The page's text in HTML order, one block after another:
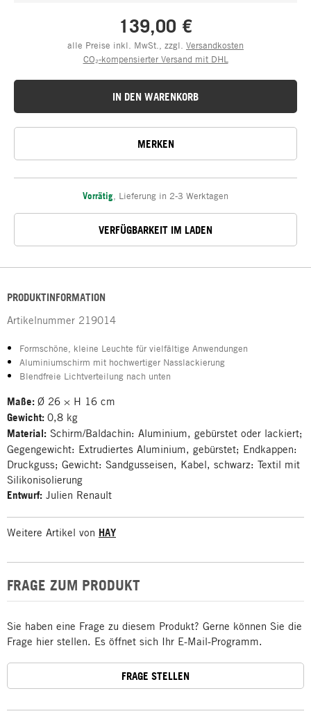
139,00 €
alle Preise inkl. MwSt., zzgl. Versandkosten
CO₂-kompensierter Versand mit DHL
IN DEN WARENKORB
MERKEN
Vorrätig Lieferung in 2-3 Werktagen
VERFÜGBARKEIT IM LADEN
PRODUKTINFORMATION
Artikelnummer 219014
Formschöne, kleine Leuchte für vielfältige Anwendungen
Aluminiumschirm mit hochwertiger Nasslackierung
Blendfreie Lichtverteilung nach unten
Maße: Ø 26 × H 16 cm
Gewicht: 0,8 kg
Material: Schirm/Baldachin: Aluminium, gebürstet oder lackiert;
Gegengewicht: Extrudiertes Aluminium, gebürstet; Endkappen:
Druckguss; Gewicht: Sandgusseisen, Kabel, schwarz: Textil mit
Silikonisolierung
Entwurf: Julien Renault
Weitere Artikel von HAY
FRAGE ZUM PRODUKT
Sie haben eine Frage zu diesem Produkt? Gerne können Sie die
Frage hier stellen. Es öffnet sich Ihr E-Mail-Programm.
FRAGE STELLEN